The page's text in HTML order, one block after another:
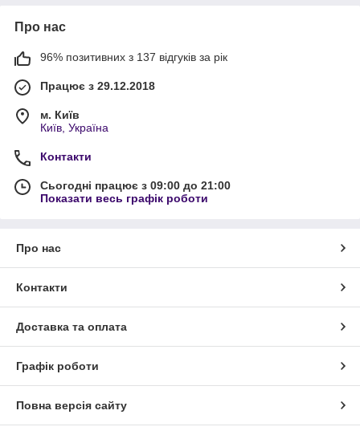
Про нас
96% позитивних з 137 відгуків за рік
Працює з 29.12.2018
м. Київ
Київ, Україна
Контакти
Сьогодні працює з 09:00 до 21:00
Показати весь графік роботи
Про нас
Контакти
Доставка та оплата
Графік роботи
Повна версія сайту